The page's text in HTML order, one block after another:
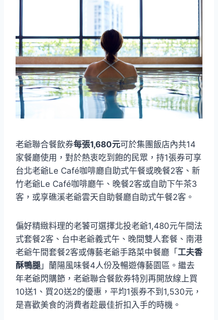
老爺聯合餐飲券每張1,680元可於集團飯店內共14
家餐廳使用，對於熱衷吃到飽的民眾，持1張券可享
台北老爺Le Café咖啡廳自助式午餐或晚餐2客、新
竹老爺Le Café咖啡廳午、晚餐2客或自助下午茶3
客，或享礁溪老爺雲天自助餐廳自助式午餐2客。
偏好精緻料理的老饕可選擇北投老爺1,480元午間法
式套餐2客、台中老爺義式午、晚間雙人套餐、南港
老爺午間套餐2客或傳藝老爺手路菜中餐廳「 工夫香
酥鴨腿 」蘭陽風味餐4人份及暢遊傳藝園區。繼去
年老爺閃購節，老爺聯合餐飲券特別再開放線上買
10送1、買20送2的優惠，平均1張券不到1,530元，
是喜歡美食的消費者趁最佳折扣入手的時機。